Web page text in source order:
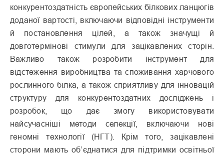
конкурентоздатність європейських білкових ланцюгів
доданої вартості, включаючи відповідні інструменти
й постановлення цілей, а також значущі й
довготермінові стимули для зацікавлених сторін.
Важливо також розробити інструмент для
відстеження виробництва та споживання харчового
рослинного білка, а також сприятливу для інновацій
структуру для конкурентоздатних досліджень і
розробок, що дає змогу використовувати
найсучасніші методи селекції, включаючи нові
геномні технології (НГТ). Крім того, зацікавлені
сторони мають об’єднатися для підтримки освітньої